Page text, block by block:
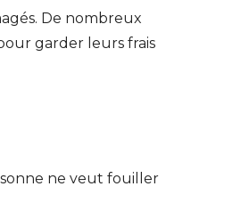
De nombreux
garder leurs frais
ne veut fouiller